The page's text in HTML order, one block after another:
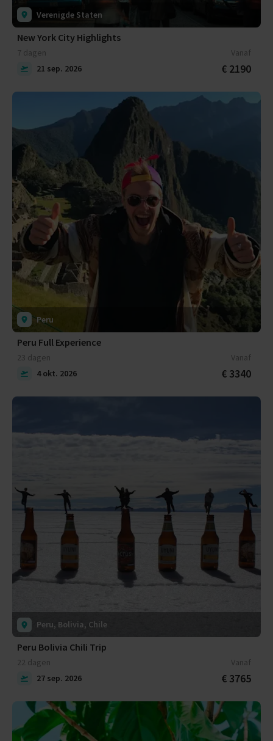
Verenigde Staten
New York City Highlights
7 dagen
Vanaf
21 sep. 2026
€ 2190
Peru
Peru Full Experience
23 dagen
Vanaf
4 okt. 2026
€ 3340
Peru, Bolivia, Chile
Peru Bolivia Chili Trip
22 dagen
Vanaf
27 sep. 2026
€ 3765